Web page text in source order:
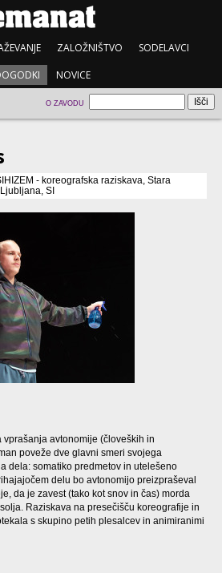
ZALOŽNIŠTVO SODELAVCI
NOVICE
O ZAVODU
- koreografska raziskava, Stara
SI
avtonomije (človeških in
poveže dve glavni smeri svojega
dela: somatiko predmetov in utelešeno
delu bo avtonomijo preizpraševal
da je zavest (tako kot snov in čas) morda
Raziskava na presečišču koreografije in
s skupino petih plesalcev in animiranimi